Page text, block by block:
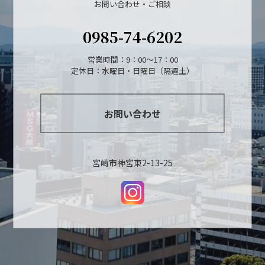
お問い合わせ・ご相談
0985-74-6202
営業時間：9：00～17：00
定休日：水曜日・日曜日（隔週土）
お問い合わせ
宮崎市神宮東2-13-25